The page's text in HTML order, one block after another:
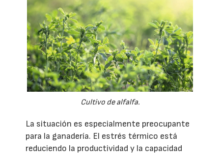
Cultivo de alfalfa.
La situación es especialmente preocupante
para la ganadería. El estrés térmico está
reduciendo la productividad y la capacidad